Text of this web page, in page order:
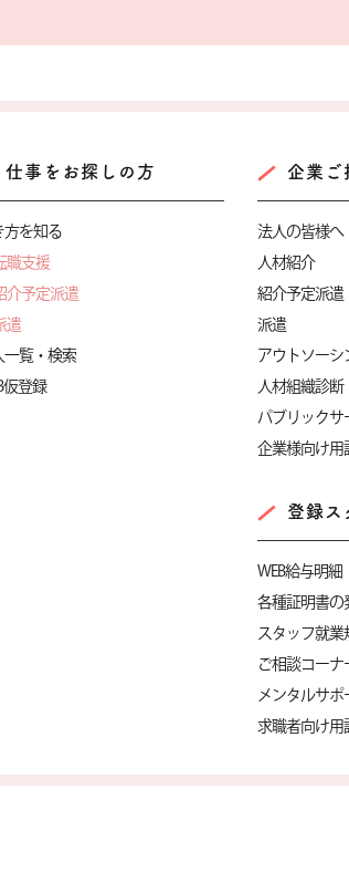
仕事をお探しの方
方を知る
職支援
介予定派遣
遣
一覧・検索
仮登録
企業ご
法人の皆様へ
人材紹介
紹介予定派遣
派遣
アウトソーシ
人材組織診断
パブリックサ
企業様向け用
登録ス
WEB給与明細
各種証明書の
スタッフ就業
ご相談コーナ
メンタルサポ
求職者向け用